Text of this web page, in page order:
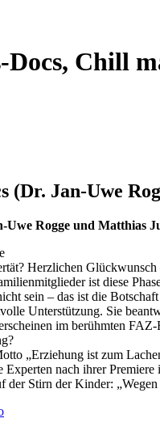
Chill
(Dr. Jan-Uwe
Uwe Rogge und Matthias
Herzlichen
ist diese
sein – das ist die
Unterstützung. Sie
im berühmten
„Erziehung ist zum
nach ihrer
der Stirn der Kinder: